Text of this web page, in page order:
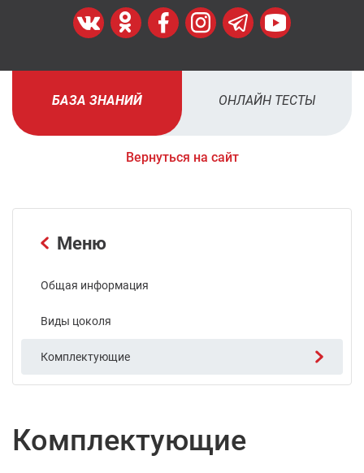
ВОЙТИ
Регистрация
ЗАРЕГИСТРИРОВАТЬСЯ
Вернуться на сайт
БАЗА ЗНАНИЙ ОНЛАЙН ТЕСТЫ
Меню
Общая информация
Виды цоколя
Комплектующие
Комплектующие